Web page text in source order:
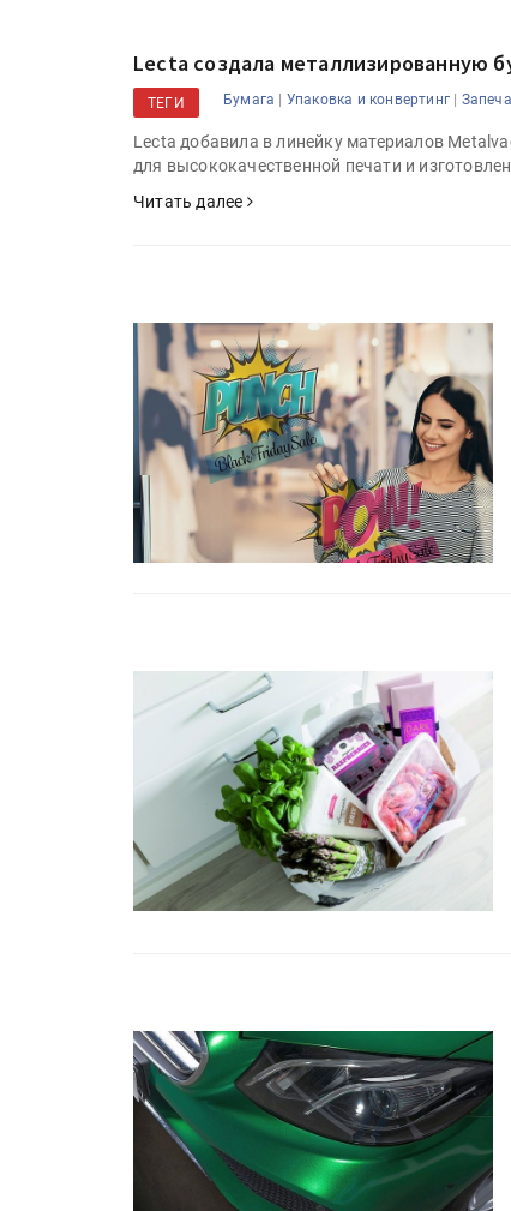
Lecta создала металлизированную
ТЕГИ Бумага | Упаковка и конвертинг |
Lecta добавила в линейку материалов
для высококачественной печати и
Читать далее
HeyGears анонсировала
полноцветный
принтер G1X
Росприроднадзор
«Калькулятор
«Дубль В» расширяет
фольги для горячего